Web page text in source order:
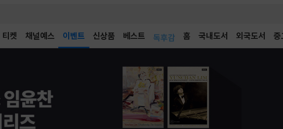
채널예스 이벤트 신상품 베스트
독후감
어린이
홈 국내도서 외국도서 중
티켓